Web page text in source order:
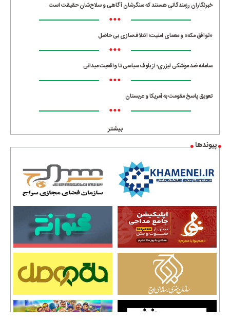
خبرنگاران رزمندگانی هستند که سنگرشان آگاهی و سلاح‌شان حقیقت است
•••
«توافق مکه» و معمای امنیت؛ ائتلاف‌سازی بی حاصل
•••
سامانه ضد موشکی لیزری؛ از بلوف سیاسی تا واقعیت میدانی
•••
تعویق پاسخ مقومت به آمریکا و عربستان
•••
بیشتر
پیوندها